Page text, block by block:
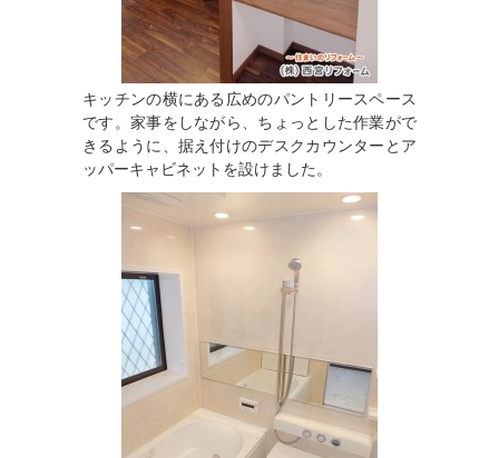
キッチンの横にある広めのパントリースペース
です。家事をしながら、ちょっとした作業がで
きるように、据え付けのデスクカウンターとア
ッパーキャビネットを設けました。